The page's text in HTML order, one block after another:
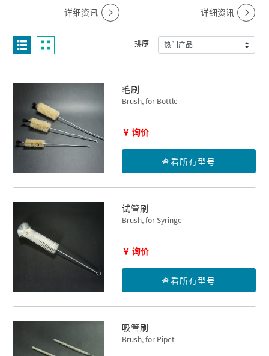
详细资讯 详细资讯
排序
毛刷
Brush, for Bottle
￥ 询价
查看所有型号
试管刷
Brush, for Syringe
￥ 询价
查看所有型号
吸管刷
Brush, for Pipet